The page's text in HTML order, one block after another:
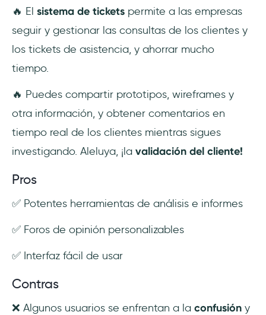
🔥 El sistema de tickets permite a las empresas
seguir y gestionar las consultas de los clientes y
los tickets de asistencia, y ahorrar mucho
tiempo.
🔥 Puedes compartir prototipos, wireframes y
otra información, y obtener comentarios en
tiempo real de los clientes mientras sigues
investigando. Aleluya, ¡la validación del cliente!
Pros
✅ Potentes herramientas de análisis e informes
✅ Foros de opinión personalizables
✅ Interfaz fácil de usar
Contras
❌ Algunos usuarios se enfrentan a la confusión y